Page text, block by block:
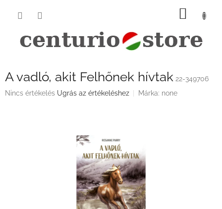
KOSÁR
A vadló, akit Felhőnek hívtak 22-349706
A
Nincs értékelés Ugrás az értékeléshez Márka: none